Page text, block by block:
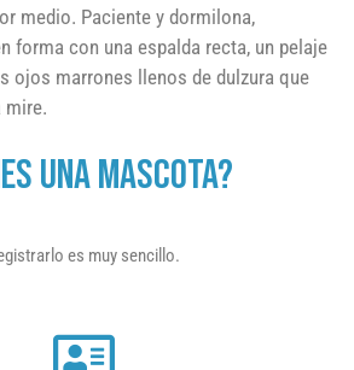
medio. Paciente y dormilona,
forma con una espalda recta, un pelaje
ojos marrones llenos de dulzura que
mire.
UNA MASCOTA?
es muy sencillo.